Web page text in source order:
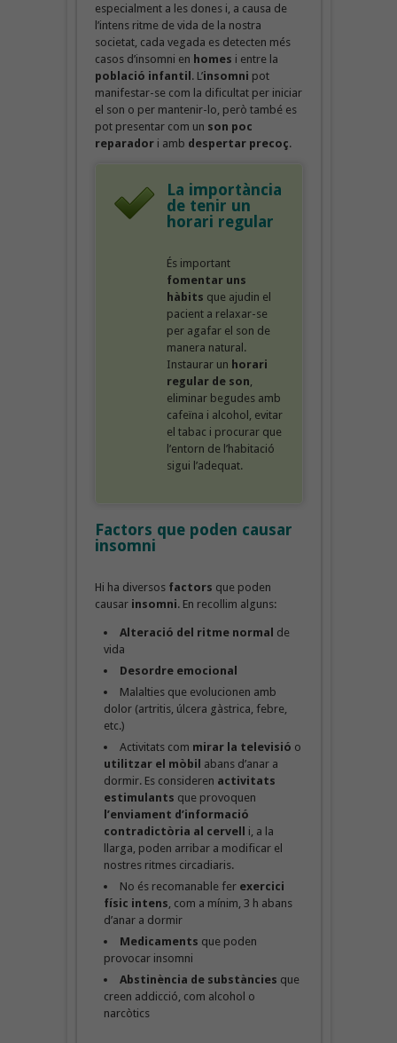
especialment a les dones i, a causa de
l’intens ritme de vida de la nostra
societat, cada vegada es detecten més
casos d’insomni en homes i entre la
població infantil. L’insomni pot
manifestar-se com la dificultat per iniciar
el son o per mantenir-lo, però també es
pot presentar com un son poc
reparadori amb despertar precoç.
La importància
de tenir un
horari regular
És important
fomentar uns
hàbits que ajudin el
pacient a relaxar-se
per agafar el son de
manera natural.
Instaurar un horari
regular de son
eliminar begudes amb
cafeïna i alcohol, evitar
el tabac i procurar que
l’entorn de l’habitació
sigui l’adequat.
Factors que poden causar
insomni
Hi ha diversos factors que poden
causar insomni. En recollim alguns:
Alteració del ritme normal de
vida
Desordre emocional
Malalties que evolucionen amb
dolor (artritis, úlcera gàstrica, febre,
etc.)
Activitats com mirar la televisió o
utilitzar el mòbil abans d’anar a
dormir. Es consideren activitats
estimulants que provoquen
l’enviament d’informació
contradictòria al cervell i, a la
llarga, poden arribar a modificar el
nostres ritmes circadiaris.
No és recomanable fer exercici
físic intens , com a mínim, 3 h abans
d’anar a dormir
Medicaments que poden
provocar insomni
Abstinència de substàncies que
creen addicció, com alcohol o
narcòtics